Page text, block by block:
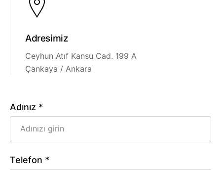
Adresimiz
Ceyhun Atıf Kansu Cad. 199 A
Çankaya / Ankara
Adınız *
Telefon *